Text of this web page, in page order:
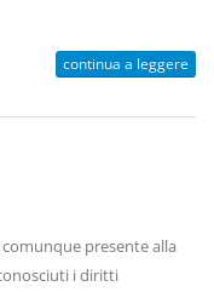
continua a leggere
presente alla
i diritti